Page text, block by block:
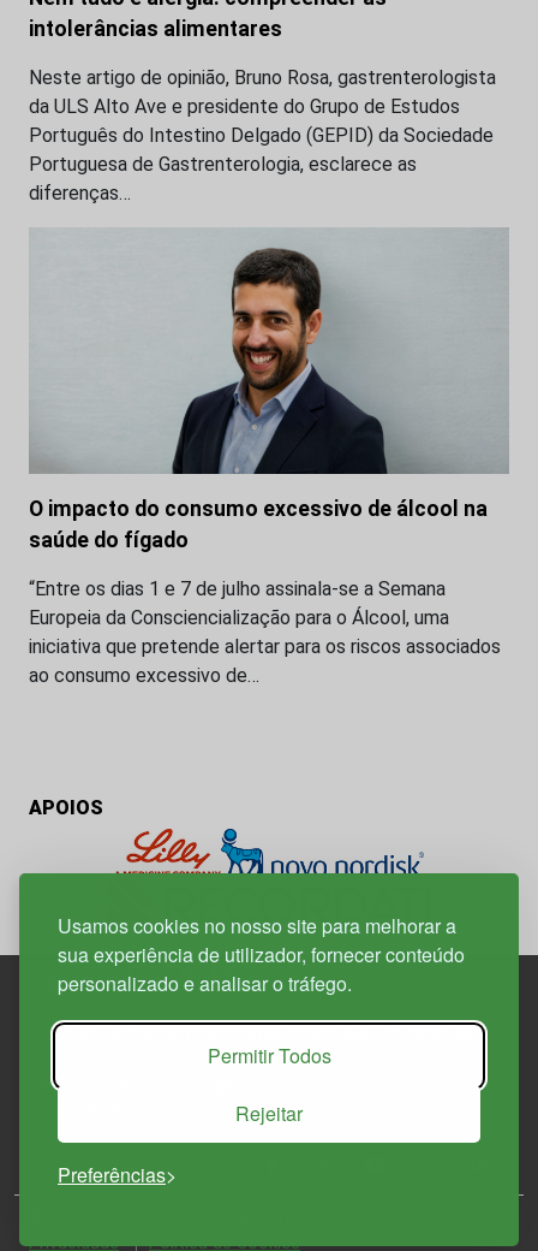
Usamos cookies no nosso site para melhorar a
sua experiência de utilizador, fornecer conteúdo
personalizado e analisar o tráfego.
Permitir Todos
Rejeitar
Preferências
intolerâncias alimentares
Neste artigo de opinião, Bruno Rosa, gastrenterologista
da ULS Alto Ave e presidente do Grupo de Estudos
Português do Intestino Delgado (GEPID) da Sociedade
Portuguesa de Gastrenterologia, esclarece as
diferenças…
O impacto do consumo excessivo de álcool na
saúde do fígado
“Entre os dias 1 e 7 de julho assinala-se a Semana
Europeia da Consciencialização para o Álcool, uma
iniciativa que pretende alertar para os riscos associados
ao consumo excessivo de…
APOIOS
Edif. Lisboa Oriente | Av. Infante D. Henrique, n.º 333H, esc.
1800-282 Lisboa | Portugal
Privacidade
Política de Cookies